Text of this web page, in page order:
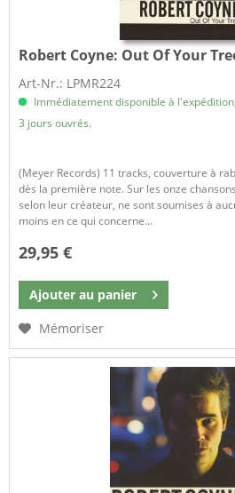
Robert Coyne: Out Of Your
Art-Nr.: LPMR224
Immédiatement disponible à
3 jours ouvrés.
(Meyer Records) 11 tracks, couverture à
dès la première note. Sur les onze
selon leur créateur, ne sont soumises à
moins en ce qui concerne...
29,95 €
Ajouter au panier
Mémoriser